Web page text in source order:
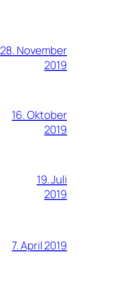
28. November
2019
16. Oktober
2019
19. Juli
2019
7. April 2019